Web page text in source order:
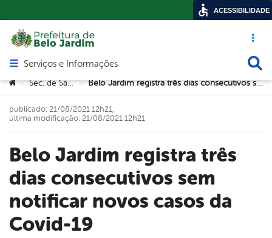
Acesso
Abrir menu principal de navegação
Serviços e Informações
Você está aqui:
> Sec. de Saúde > Belo Jardim registra três dias consecutivos sem notificar novos casos da Covid-19
Belo Jardim registra três
dias consecutivos sem
notificar novos casos da
Covid-19
publicado: 21/08/2021 12h21,
última modificação: 21/08/2021 12h21
ACESSIBILIDADE